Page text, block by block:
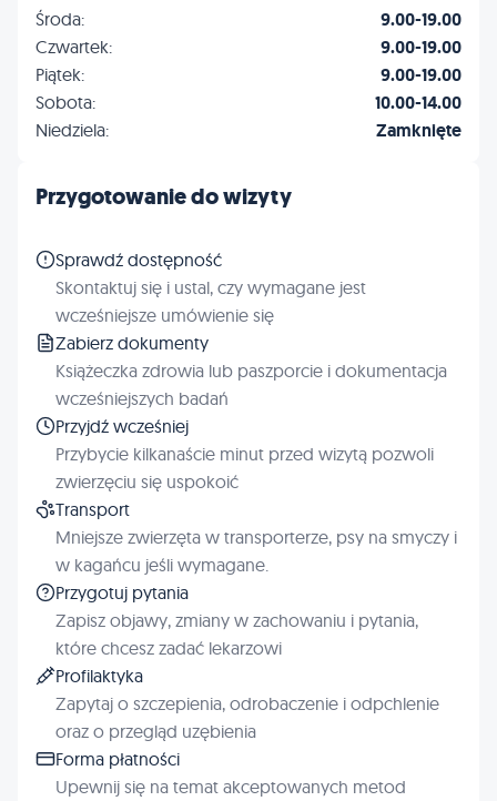
Środa: 9.00-19.00
Czwartek: 9.00-19.00
Piątek: 9.00-19.00
Sobota: 10.00-14.00
Niedziela: Zamknięte
Przygotowanie do wizyty
Sprawdź dostępność
Skontaktuj się i ustal, czy wymagane jest
wcześniejsze umówienie się
Zabierz dokumenty
Książeczka zdrowia lub paszporcie i dokumentacja
wcześniejszych badań
Przyjdź wcześniej
Przybycie kilkanaście minut przed wizytą pozwoli
zwierzęciu się uspokoić
Transport
Mniejsze zwierzęta w transporterze, psy na smyczy i
w kagańcu jeśli wymagane.
Przygotuj pytania
Zapisz objawy, zmiany w zachowaniu i pytania,
które chcesz zadać lekarzowi
Profilaktyka
Zapytaj o szczepienia, odrobaczenie i odpchlenie
oraz o przegląd uzębienia
Forma płatności
Upewnij się na temat akceptowanych metod